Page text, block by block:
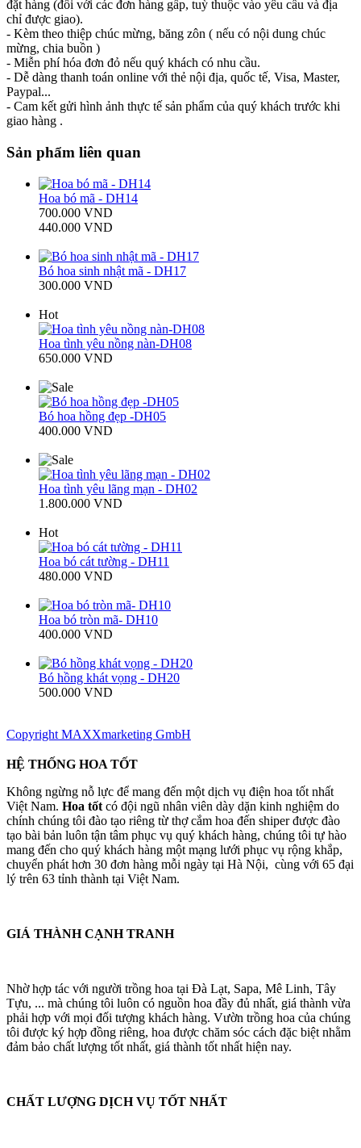
đặt hàng (đối với các đơn hàng gấp, tuỳ thuộc vào yêu cầu và địa
chỉ được giao).
- Kèm theo thiệp chúc mừng, băng zôn ( nếu có nội dung chúc
mừng, chia buồn )
- Miễn phí hóa đơn đỏ nếu quý khách có nhu cầu.
- Dễ dàng thanh toán online với thẻ nội địa, quốc tế, Visa, Master,
Paypal...
- Cam kết gửi hình ảnh thực tế sản phẩm của quý khách trước khi
giao hàng .
Sản phẩm liên quan
Hoa bó mã - DH14
700.000 VND
440.000 VND
Bó hoa sinh nhật mã - DH17
300.000 VND
Hot
Hoa tình yêu nồng nàn-DH08
650.000 VND
Bó hoa hồng đẹp -DH05
400.000 VND
Hoa tình yêu lãng mạn - DH02
1.800.000 VND
Hot
Hoa bó cát tường - DH11
480.000 VND
Hoa bó tròn mã- DH10
400.000 VND
Bó hồng khát vọng - DH20
500.000 VND
Copyright MAXXmarketing GmbH
HỆ THỐNG HOA TỐT
Không ngừng nỗ lực để mang đến một dịch vụ điện hoa tốt nhất
Việt Nam. Hoa tốt có đội ngũ nhân viên dày dặn kinh nghiệm do
chính chúng tôi đào tạo riêng từ thợ cắm hoa đến shiper được đào
tạo bài bản luôn tận tâm phục vụ quý khách hàng, chúng tôi tự hào
mang đến cho quý khách hàng một mạng lưới phục vụ rộng khắp,
chuyển phát hơn 30 đơn hàng mỗi ngày tại Hà Nội, cùng với 65 đại
lý trên 63 tỉnh thành tại Việt Nam.
GIÁ THÀNH CẠNH TRANH
Nhờ hợp tác với người trồng hoa tại Đà Lạt, Sapa, Mê Linh, Tây
Tựu, ... mà chúng tôi luôn có nguồn hoa đầy đủ nhất, giá thành vừa
phải hợp với mọi đối tượng khách hàng. Vườn trồng hoa của chúng
tôi được ký hợp đồng riêng, hoa được chăm sóc cách đặc biệt nhằm
đảm bảo chất lượng tốt nhất, giá thành tốt nhất hiện nay.
CHẤT LƯỢNG DỊCH VỤ TỐT NHẤT